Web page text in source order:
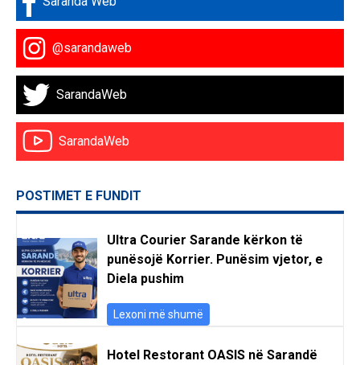
@sarandaweb
SarandaWeb
SarandaWeb
POSTIMET E FUNDIT
Ultra Courier Sarande kërkon të
punësojë Korrier. Punësim vjetor, e
Diela pushim
Lexoni më shumë
Hotel Restorant OASIS në Sarandë